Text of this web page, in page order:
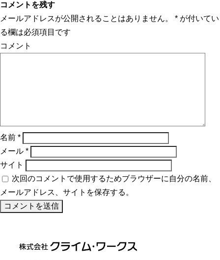
コメントを残す
メールアドレスが公開されることはありません。
* が付いてい
る欄は必須項目です
コメント
名前 *
メール *
サイト
次回のコメントで使用するためブラウザーに自分の名前、
メールアドレス、サイトを保存する。